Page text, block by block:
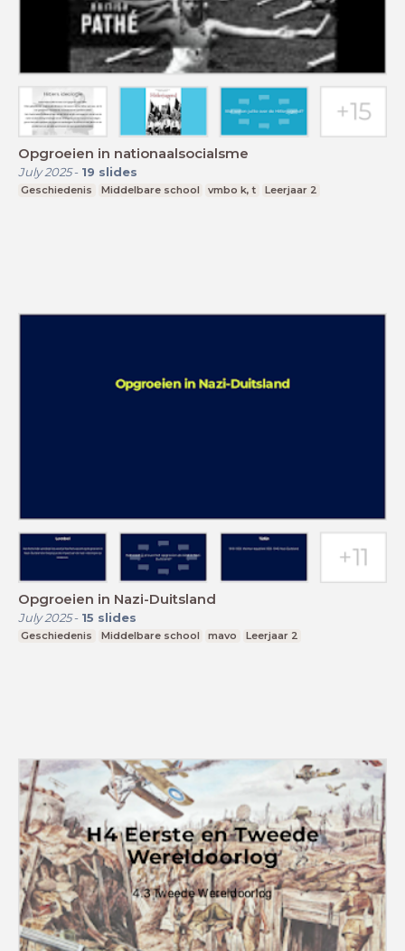
Opgroeien in nationaalsocialsme
July 2025- 19 slides
Geschiedenis Middelbare school vmbo k, t Leerjaar 2
Opgroeien in Nazi-Duitsland
July 2025- 15 slides
Geschiedenis Middelbare school mavo Leerjaar 2